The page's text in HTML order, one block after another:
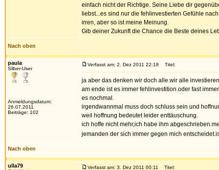
einfach nicht der Richtige. Seine Liebe dir
liebst...es sind nur die fehlinvestierten Gefühle
irren, aber so ist meine Meinung.
Gib deiner Zukunft die Chance die Beste deines
Nach oben
paula
Silber-User
Anmeldungsdatum:
26.07.2011
Beiträge: 102
Verfasst am: 2. Dez 2011 22:18 Titel:
ja aber das denken wir doch alle.wir alle
am ende ist es immer fehlinvestition.oder fast
es nochmal.
irgendwannmal muss doch schluss sein und
weil hoffnung bedeutet leider enttäuschung.
ich hoffe nicht mehr,ich habe ihm
jemanden der sich immer gegen mich
Nach oben
ulla79 Verfasst am: 3. Dez 2011 00:11 Titel: